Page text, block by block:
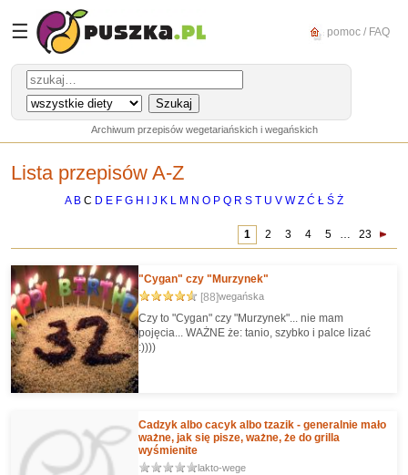
☰ pomoc / FAQ
Archiwum przepisów wegetariańskich i wegańskich
Lista przepisów A-Z
A B C D E F G H J K L M N O P Q R S T U V W Z Ć Ł Ś Ż
1 2 3 4 5 … 23
"Cygan" czy "Murzynek"
[88]wegańska
Czy to "Cygan" czy "Murzynek"... nie mam
pojęcia... WAŻNE że: tanio, szybko i palce lizać
:))))
Cadzyk albo cacyk albo tzazik - generalnie mało
ważne, jak się pisze, ważne, że do grilla
wyśmienite
lakto-wege